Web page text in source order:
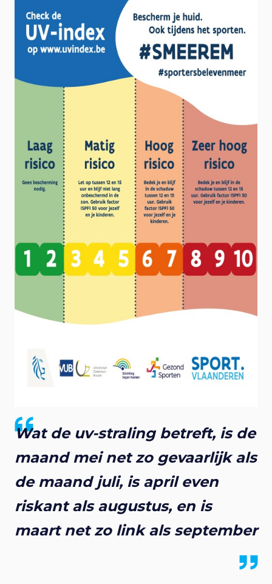
Wat de uv-straling betreft, is de
maand mei net zo gevaarlijk als
de maand juli, is april even
riskant als augustus, en is
maart net zo link als september